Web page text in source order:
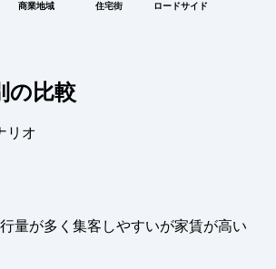
商業地域 住宅街 ロードサイド
の比較
リオ
量が多く集客しやすいが家賃が高い